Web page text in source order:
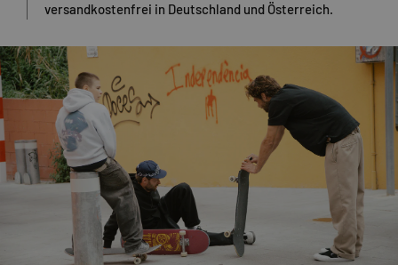
versandkostenfrei in Deutschland und Österreich.